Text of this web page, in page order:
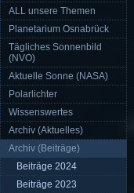
ALL unsere Themen
Planetarium Osnabrück
Tägliches Sonnenbild
(NVO)
Aktuelle Sonne (NASA)
Polarlichter
Wissenswertes
Archiv (Aktuelles)
Archiv (Beiträge)
Beiträge 2024
Beiträge 2023